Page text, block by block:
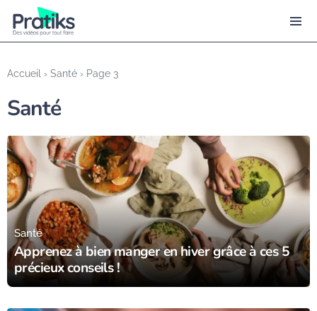
Accueil › Santé › Page 3
Santé
Apprenez à bien manger en hiver grâce à ces 5
précieux conseils !
Santé
23/01/24